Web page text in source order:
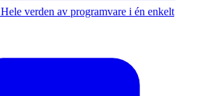
Hele verden av programvare i én enkelt